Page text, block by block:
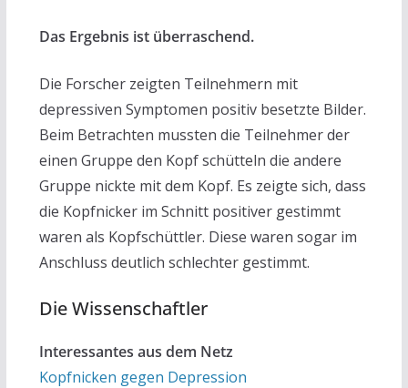
Das Ergebnis ist überraschend.
Die Forscher zeigten Teilnehmern mit
depressiven Symptomen positiv besetzte Bilder.
Beim Betrachten mussten die Teilnehmer der
einen Gruppe den Kopf schütteln die andere
Gruppe nickte mit dem Kopf. Es zeigte sich, dass
die Kopfnicker im Schnitt positiver gestimmt
waren als Kopfschüttler. Diese waren sogar im
Anschluss deutlich schlechter gestimmt.
Die Wissenschaftler
Interessantes aus dem Netz
Kopfnicken gegen Depression